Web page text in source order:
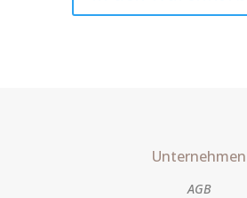
Art.Nr.:10327
Unternehmen
AGB